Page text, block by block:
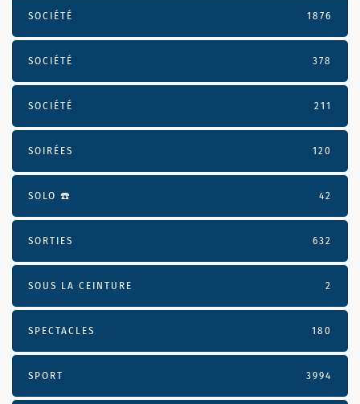
SOCIÉTÉ 1876
SOCIÉTÉ 378
SOCIÉTÉ 211
SOIRÉES 120
SOLO ☎️ 42
SORTIES 632
SOUS LA CEINTURE 2
SPECTACLES 180
SPORT 3994